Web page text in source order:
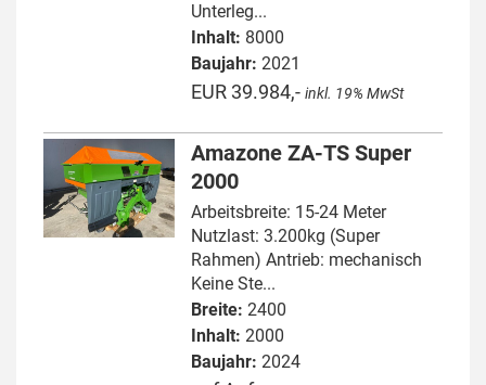
Unterleg...
Inhalt: 8000
Baujahr: 2021
EUR 39.984,- inkl. 19% MwSt
Amazone ZA-TS Super
2000
Arbeitsbreite: 15-24 Meter
Nutzlast: 3.200kg (Super
Rahmen) Antrieb: mechanisch
Keine Ste...
Breite: 2400
Inhalt: 2000
Baujahr: 2024